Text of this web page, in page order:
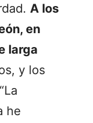
A los
en
larga
y los
he